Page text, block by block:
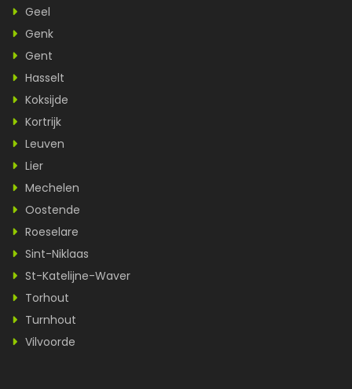
Geel
Genk
Gent
Hasselt
Koksijde
Kortrijk
Leuven
Lier
Mechelen
Oostende
Roeselare
Sint-Niklaas
St-Katelijne-Waver
Torhout
Turnhout
Vilvoorde